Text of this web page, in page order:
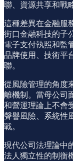
聯、資源共享和戰
這種差異在金融服
街口金融科技的子
電子支付執照和監
品牌使用、技術平
聯。
從風險管理的角度
離機制。當母公司
和營運理論上不會
聲譽風險、系統性
戰。
現代公司法理論中
法人獨立性的制衡